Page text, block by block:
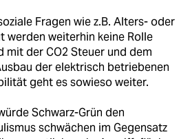
Fragen wie z.B. Alters- oder
werden weiterhin keine Rolle
mit der CO2 Steuer und dem
der elektrisch betriebenen
geht es sowieso weiter.
Schwarz-Grün den
schwächen im Gegensatz